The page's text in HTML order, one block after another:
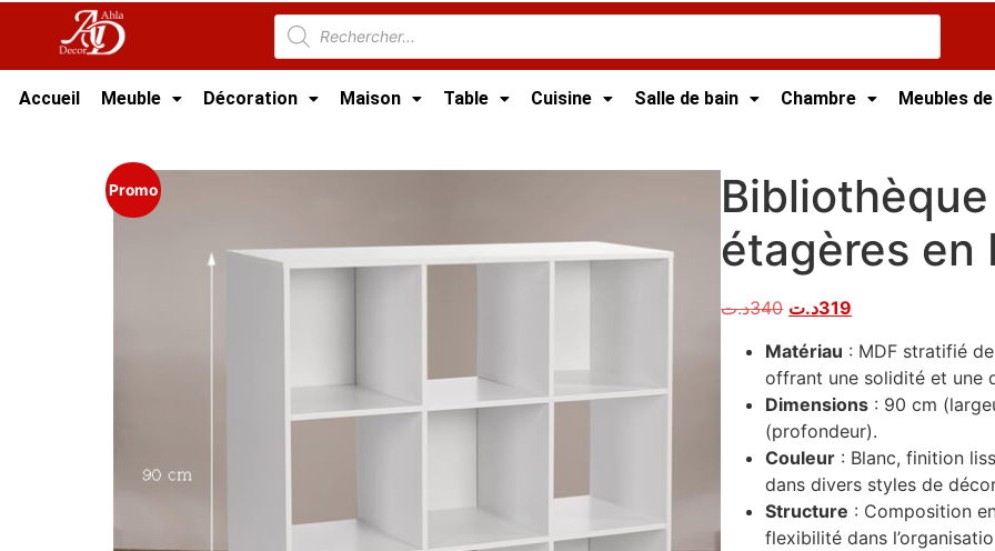
Accueil Meuble Décoration Maison Table Cuisine Salle de bain Chambre Meubles
Promo
étagères en
340د.ت 319د.ت
Matériau : MDF stratifié
offrant une solidité et une
Dimensions : 90 cm
(profondeur).
Couleur : Blanc, finition
dans divers styles de
Structure : Composition
flexibilité dans